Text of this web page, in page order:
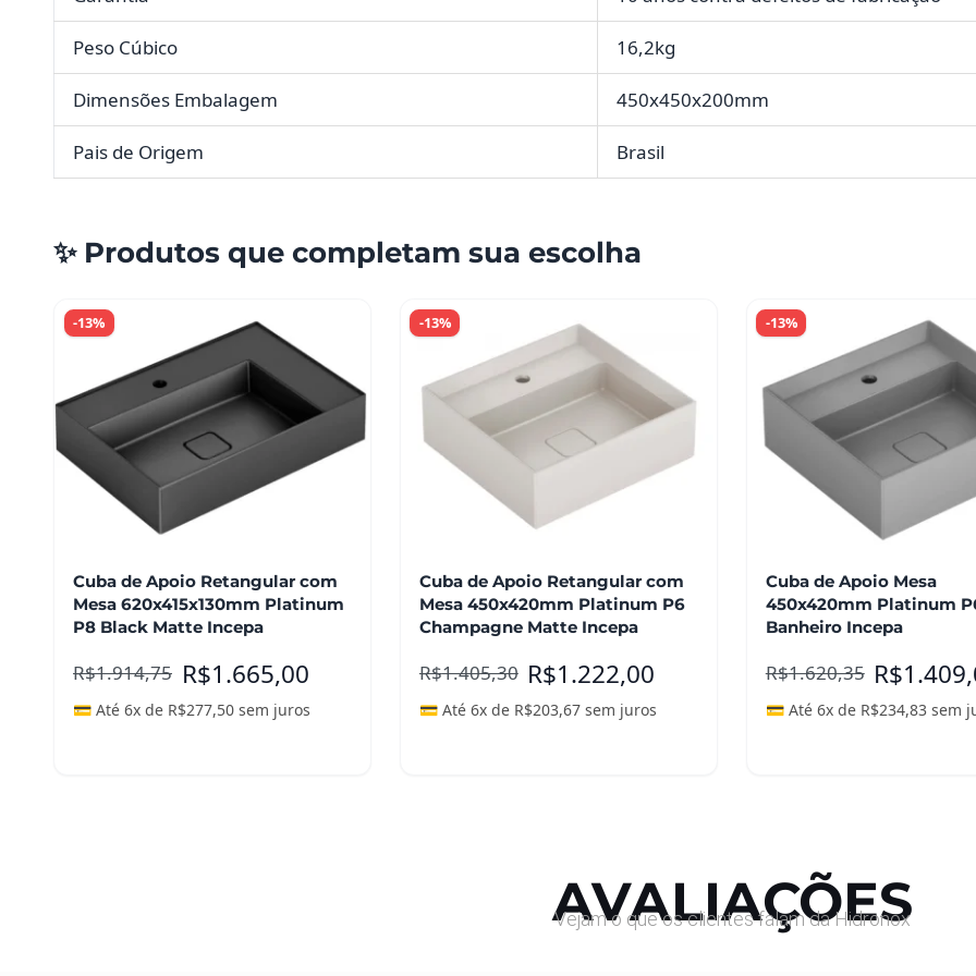
Peso Cúbico 16,2kg
Dimensões Embalagem 450x450x200mm
Pais de Origem Brasil
✨ Produtos que completam sua escolha
-13%
Cuba de Apoio Retangular com
Mesa 620x415x130mm Platinum
P8 Black Matte Incepa
R$1.914,75 R$1.665,00
💳 Até 6x de R$277,50 sem juros
-13%
Cuba de Apoio Retangular com
Mesa 450x420mm Platinum P6
Champagne Matte Incepa
R$1.405,30 R$1.222,00
💳 Até 6x de R$203,67sem juros
-13%
Cuba de Apoio Mesa
450x420mm Platinum
Banheiro Incepa
R$1.620,35 R$
💳 Até 6x de R$234,83 sem
AVALIAÇÕES
Vejam o que os clientes falam da Hidronox